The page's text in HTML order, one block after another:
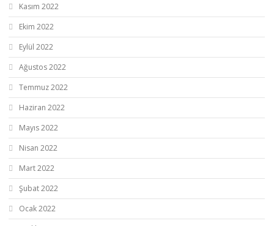
Kasım 2022
Ekim 2022
Eylül 2022
Ağustos 2022
Temmuz 2022
Haziran 2022
Mayıs 2022
Nisan 2022
Mart 2022
Şubat 2022
Ocak 2022